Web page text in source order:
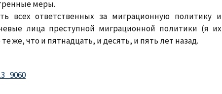
меры.
всех ответственных за миграционную политику и
лица преступной миграционной политики (я их
же, что и пятнадцать, и десять, и пять лет назад.